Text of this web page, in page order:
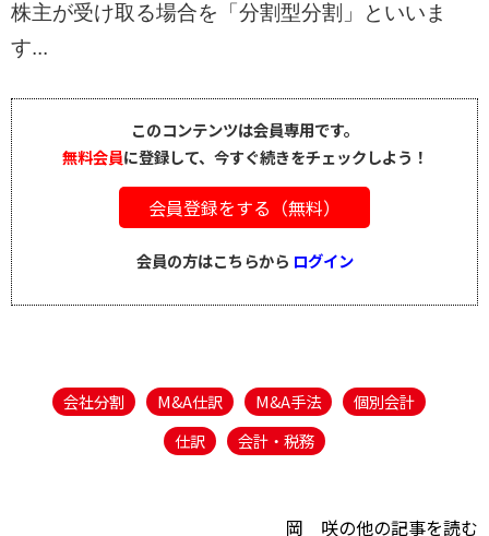
株主が受け取る場合を「分割型分割」といいま
す...
このコンテンツは会員専用です。
無料会員に登録して、今すぐ続きをチェックしよう！
会員登録をする（無料）
会員の方はこちらから ログイン
会社分割 M&A仕訳 M&A手法
個別会計
仕訳
会計・税務
岡 咲の他の記事を読む